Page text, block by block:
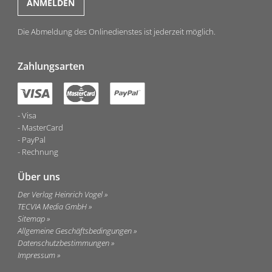
Die Abmeldung des Onlinedienstes ist jederzeit möglich.
Zahlungsarten
Visa
MasterCard
PayPal
Rechnung
Über uns
Der Verlag Heinrich Vogel
TECVIA Media GmbH
Sitemap
Allgemeine Geschäftsbedingungen
Datenschutzbestimmungen
Impressum